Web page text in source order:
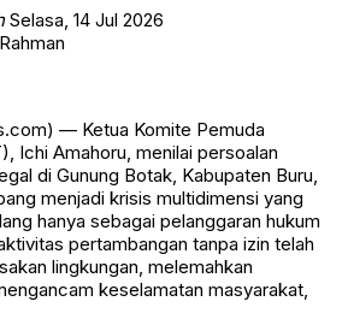
Selasa, 14 Jul 2026
— Ketua Komite Pemuda
Ichi Amahoru, menilai persoalan
di Gunung Botak, Kabupaten Buru,
menjadi krisis multidimensi yang
hanya sebagai pelanggaran hukum
pertambangan tanpa izin telah
lingkungan, melemahkan
keselamatan masyarakat,